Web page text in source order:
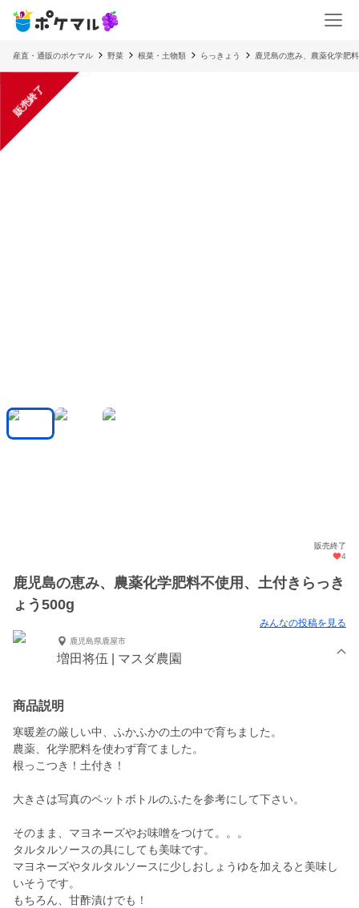
産直・通販のポケマル 野菜 根菜・土物類 らっきょう 鹿児島の恵み、農薬化学肥
販売終了
販売終了
4
鹿児島の恵み、農薬化学肥料不使用、土付きらっき
ょう500g
みんなの投稿を見る
鹿児島県鹿屋市
増田将伍 | マスダ農園
商品説明
寒暖差の厳しい中、ふかふかの土の中で育ちました。
農薬、化学肥料を使わず育てました。
根っこつき！土付き！
大きさは写真のペットボトルのふたを参考にして下さい。
そのまま、マヨネーズやお味噌をつけて。。。
タルタルソースの具にしても美味です。
マヨネーズやタルタルソースに少しおしょうゆを加えると美味し
いそうです。
もちろん、甘酢漬けでも！